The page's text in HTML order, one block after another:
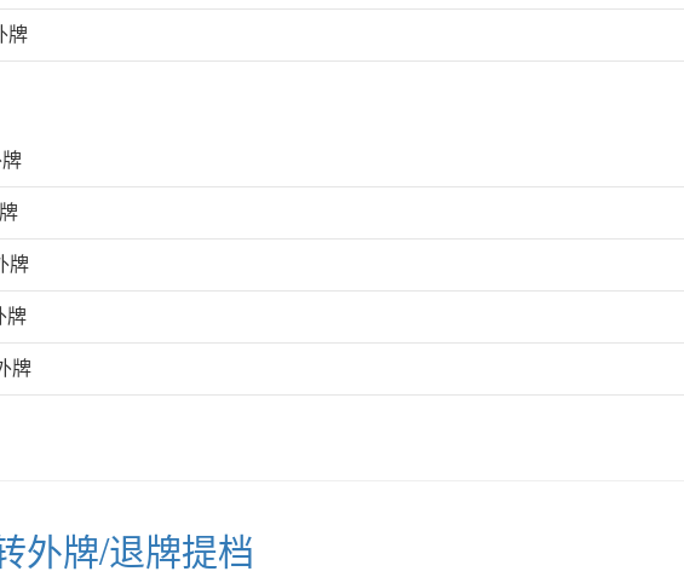
牌
牌
牌
牌
外牌/退牌提档